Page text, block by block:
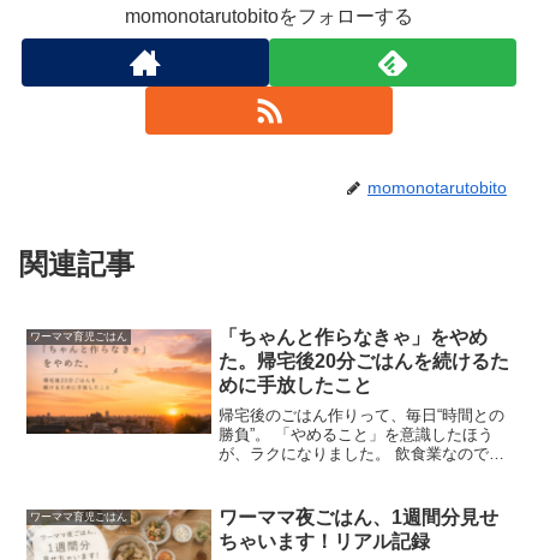
momonotarutobitoをフォローする
momonotarutobito
関連記事
ワーママ育児ごはん
「ちゃんと作らなきゃ」をやめ
た。帰宅後20分ごはんを続けるた
めに手放したこと
帰宅後のごはん作りって、毎日“時間との
勝負”。 「やめること」を意識したほう
が、ラクになりました。 飲食業なので、
ために手放したことをまとめています。
ワーママ育児ごはん
ワーママ夜ごはん、1週間分見せ
ちゃいます！リアル記録